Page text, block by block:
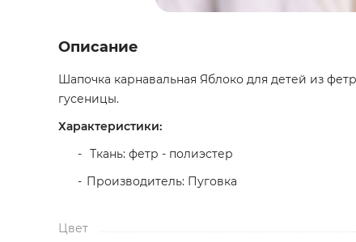
Описание
Шапочка карнавальная Яблоко для детей из
гусеницы.
Характеристики:
Ткань: фетр - полиэстер
Производитель: Пуговка
Цвет